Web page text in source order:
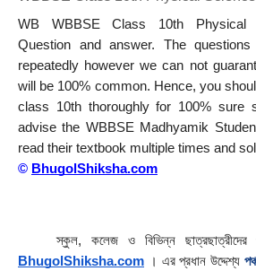
WB WBBSE Class 10th Physical
Question and answer. The
repeatedly however we can not
will be 100% common. Hence, you
class 10th thoroughly for 100% sure
advise the WBBSE Madhyamik
read their textbook multiple times and
© BhugolShiksha.com
BhugolShiksha.com । এর প্রধান উদ্দেশ্য